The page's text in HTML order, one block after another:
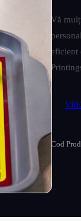
Vă
eficient
Cod